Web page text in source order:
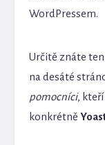
WordPressem.
Určitě znáte ten
na desáté
pomocníci,
konkrétně